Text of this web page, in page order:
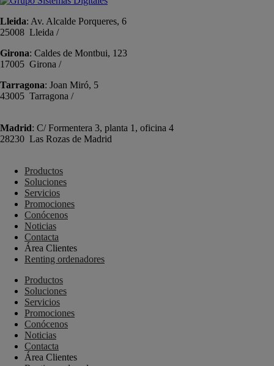
Lleida: Av. Alcalde Porqueres, 6
25008 Lleida /
Girona: Caldes de Montbui, 123
17005 Girona /
Tarragona: Joan Miró, 5
43005 Tarragona /
Madrid: C/ Formentera 3, planta 1, oficina 4
28230 Las Rozas de Madrid
Productos
Soluciones
Servicios
Promociones
Conócenos
Noticias
Contacta
Área Clientes
Renting ordenadores
Productos
Soluciones
Servicios
Promociones
Conócenos
Noticias
Contacta
Área Clientes